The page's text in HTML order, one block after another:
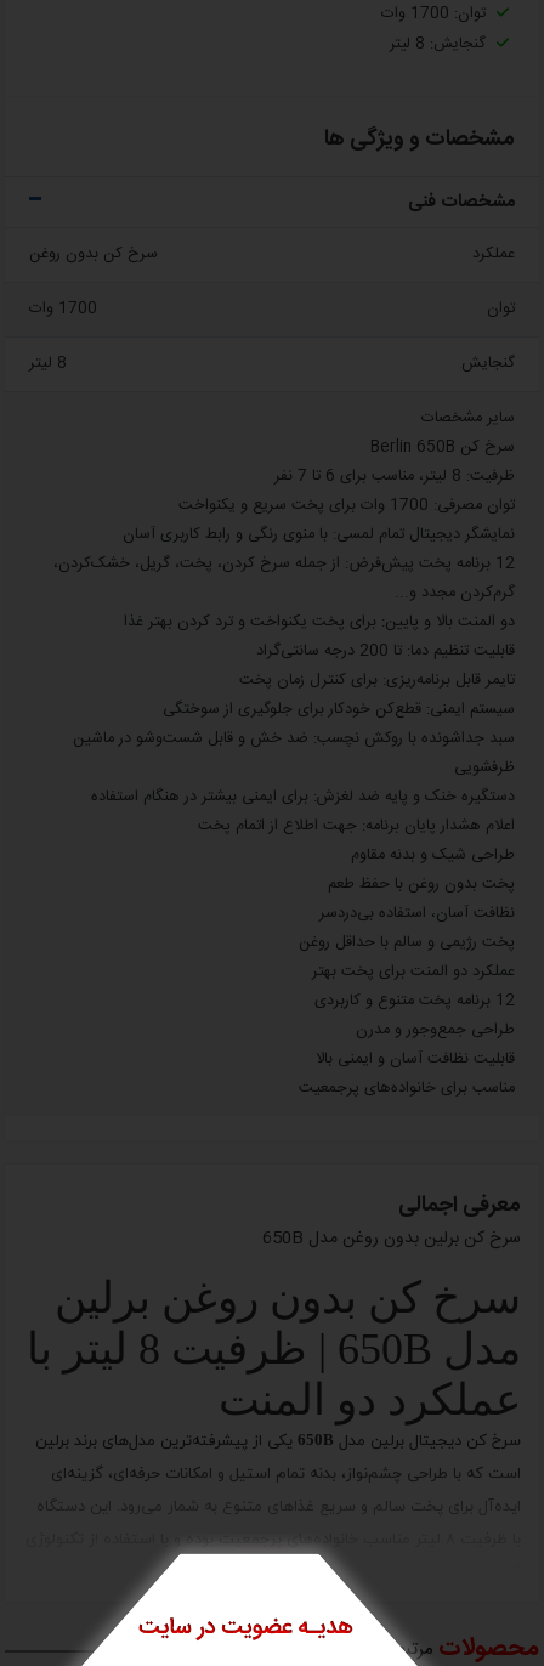
توان: 1700 وات
گنجایش: 8 لیتر
مشخصات و ویژگی ها
مشخصات فنی
عملکرد سرخ کن بدون روغن
توان 1700 وات
گنجایش 8 لیتر
سایر مشخصات
سرخ کن Berlin 650B
ظرفیت: 8 لیتر، مناسب برای 6 تا 7 نفر
توان مصرفی: 1700 وات برای پخت سریع و یکنواخت
نمایشگر دیجیتال تمام لمسی: با منوی رنگی و رابط کاربری آسان
12 برنامه پخت پیش‌فرض: از جمله سرخ کردن، پخت، گریل، خشک‌کردن،
گرم‌کردن مجدد و...
دو المنت بالا و پایین: برای پخت یکنواخت و ترد کردن بهتر غذا
قابلیت تنظیم دما: تا 200 درجه سانتی‌گراد
تایمر قابل برنامه‌ریزی: برای کنترل زمان پخت
سیستم ایمنی: قطع‌کن خودکار برای جلوگیری از سوختگی
سبد جداشونده با روکش نچسب: ضد خش و قابل شست‌وشو در ماشین
ظرفشویی
دستگیره خنک و پایه ضد لغزش: برای ایمنی بیشتر در هنگام استفاده
اعلام هشدار پایان برنامه: جهت اطلاع از اتمام پخت
طراحی شیک و بدنه مقاوم
پخت بدون روغن با حفظ طعم
نظافت آسان، استفاده بی‌دردسر
پخت رژیمی و سالم با حداقل روغن
عملکرد دو المنت برای پخت بهتر
12 برنامه پخت متنوع و کاربردی
طراحی جمع‌وجور و مدرن
قابلیت نظافت آسان و ایمنی بالا
مناسب برای خانواده‌های پرجمعیت
معرفی اجمالی
سرخ کن برلین بدون روغن مدل 650B
سرخ کن بدون روغن برلین
مدل 650B | ظرفیت 8 لیتر با
عملکرد دو المنت
سرخ کن دیجیتال برلین مدل 650B
یکی از پیشرفته‌ترین مدل‌های برند برلین
است که با طراحی چشم‌نواز، بدنه تمام استیل و امکانات حرفه‌ای، گزینه‌ای
ایده‌آل برای پخت سالم و سریع غذاهای متنوع به شمار می‌رود. این دستگاه
مناسب خانواده‌های پرجمعیت بوده و با استفاده از تکنولوژی
گردش هوای داغ و المنت‌های دوگانه بالا و پایین، عملکردی بی‌نقص در پخت
ویژگی‌های کلیدی سرخ کن Berlin محصولات مرتبط یا مشابه